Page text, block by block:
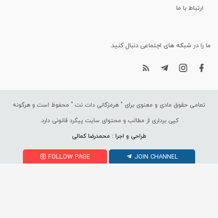
ارتباط با ما
ما را در شبکه های اجتماعی دنبال کنید.
تمامی حقوق مادی و معنوی برای " هرمزگانی دات نت " محفوظ است و هرگونه
کپی برداری از مطالب و محتوای سایت پیگرد قانونی دارد.
طراحی و اجرا : محمدرضا کمالی
FOLLOW PAGE JOIN CHANNEL